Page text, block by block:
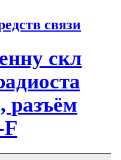
связи
скл
разъём